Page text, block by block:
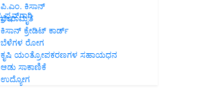
ಪಿ.ಎಂ. ಕಿಸಾನ್
ಜೀವಾಮೃತ
ಕಿಸಾನ್ ಕ್ರೇಡಿಟ್ ಕಾರ್ಡ್
ಬೆಳೆಗಳ ರೋಗ
ಕೃಷಿ ಯಂತ್ರೋಪಕರಣಗಳ ಸಹಾಯಧನ
ಆಡು ಸಾಕಾಣಿಕೆ
ಉದ್ಯೋಗ